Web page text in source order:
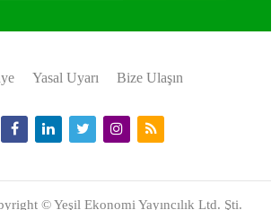
Yasal Uyarı Bize Ulaşın
© Yeşil Ekonomi Yayıncılık Ltd. Şti.